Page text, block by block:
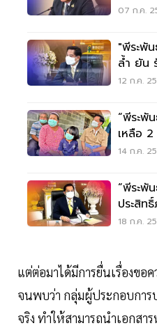
07 ก.ค.
"พีระพั
ล้ำ ยัน
12 ก.ค.
“พีระพั
เหลือ
14 ก.ค.
“พีระพั
ประสิท
18 ก.ค.
แต่ต่อมาได้มีการยื่นเรื่องขอ
จนพบว่า กลุ่มผู้ประกอบการ
จริง ทำให้สามารถนำเอกส